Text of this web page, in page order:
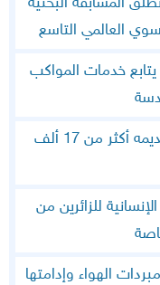
المسابقة البحثية
العالمي التاسع
خدمات المواكب
مجمّع العفاف النسوي يعلن تقديمه أكثر من 17 ألف
للزائرين من
الهواء وإدامتها